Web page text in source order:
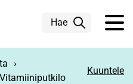
Hae
Vitamiiniputkilo
Kuuntele